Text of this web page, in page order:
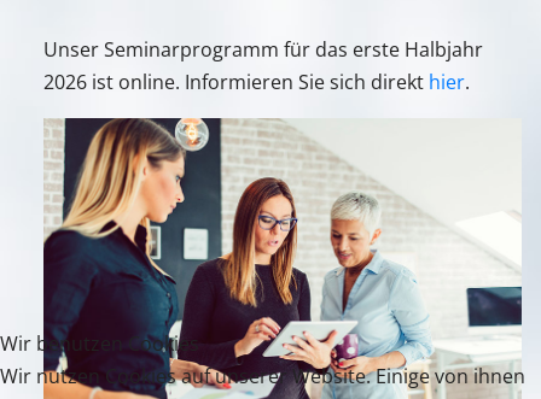
Unser Seminarprogramm für das erste Halbjahr
2026 ist online. Informieren Sie sich direkt hier.
Wir benutzen Cookies
Wir nutzen Cookies auf unserer Website. Einige von ihnen